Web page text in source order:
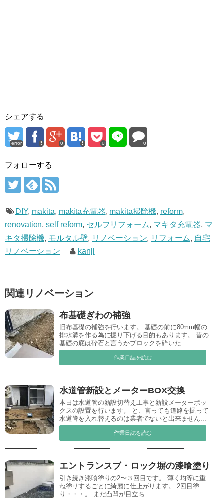
シェアする
error 0 0 0
フォローする
DIY, makita, makita充電器, makita掃除機, reform,
renovation, self reform, セルフリフォーム, マキタ充電器, マ
キタ掃除機, モルタル壁, リノベーション, リフォーム, 自宅
リノベーション
kanji
関連リノベーション
布基礎ぎわの補強
旧布基礎の補強を行います。 基礎の前に80mm幅の
排水溝を作る為に掘り下げる目的もあります。 昔の
基礎の底は砕石と言うかブロックを砕いた...
作業日誌を読む
水道管新設とメーターBOX交換
本日は水道管の新設切替え工事と新設メーターボッ
クスの設置を行います。 と、言っても道路を掘って
水道管を入れ替えるのは業者でないと出来ません...
作業日誌を読む
エントランスブ・ロック塀の漆喰塗り
引き続き漆喰塗りの2〜３回目です。 薄く均等に重
ね塗りするごとに綺麗に仕上がります。 2回目塗
り・・・。 まだ凸凹が目立ち...